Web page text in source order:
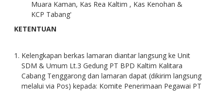
Muara Kaman, Kas Rea Kaltim , Kas Kenohan &
KCP Tabang'
KETENTUAN
Kelengkapan berkas lamaran diantar langsung ke Unit
SDM & Umum Lt.3 Gedung PT BPD Kaltim Kalitara
Cabang Tenggarong dan lamaran dapat (dikirim langsung
melalui via Pos) kepada: Komite Penerimaan Pegawai PT